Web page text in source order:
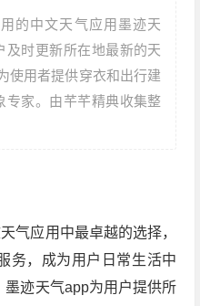
的中文天气应用墨迹天
及时更新所在地最新的天
使用者提供穿衣和出行建
专家。由芊芊精典收集整
气应用中最卓越的选择，
务，成为用户日常生活中
迹天气app为用户提供所